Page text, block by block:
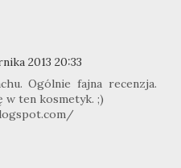
2013 20:33
Ogólnie fajna recenzja.
w ten kosmetyk. ;)